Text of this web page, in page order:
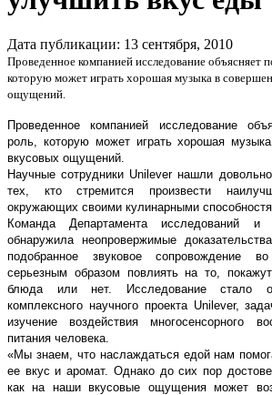
Дата публикации: 13 сентября, 2010
Проведенное компанией исследование объясняет
которую может играть хорошая музыка в
ощущений.
Проведенное компанией исследование
роль, которую может играть хорошая
вкусовых ощущений.
Научные сотрудники Unilever нашли
тех, кто стремится произвести
окружающих своими кулинарными
Команда Департамента исследований и
обнаружила неопровержимые
подобранное звуковое сопровождение
серьезным образом повлиять на то,
блюда или нет. Исследование стало
комплексного научного проекта Unilever,
изучение воздействия многосенсорного
питания человека.
«Мы знаем, что наслаждаться едой нам
ее вкус и аромат. Однако до сих пор
как на наши вкусовые ощущения может